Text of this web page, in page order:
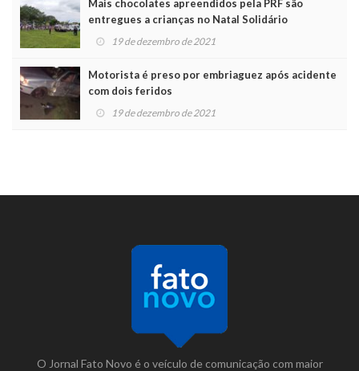
Mais chocolates apreendidos pela PRF são
entregues a crianças no Natal Solidário
19 de dezembro de 2021
Motorista é preso por embriaguez após acidente
com dois feridos
19 de dezembro de 2021
O Jornal Fato Novo é o veículo de comunicação com maior